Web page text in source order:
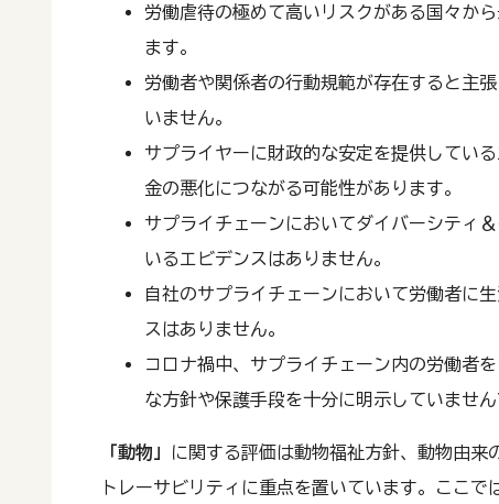
労働虐待の極めて高いリスクがある国々か
ます。
労働者や関係者の行動規範が存在すると主
いません。
サプライヤーに財政的な安定を提供してい
金の悪化につながる可能性があります。
サプライチェーンにおいてダイバーシティ
いるエビデンスはありません。
自社のサプライチェーンにおいて労働者に
スはありません。
コロナ禍中、サプライチェーン内の労働者
な方針や保護手段を十分に明示していません
「動物」
に関する評価は動物福祉方針、動物由来
トレーサビリティに重点を置いています。ここで